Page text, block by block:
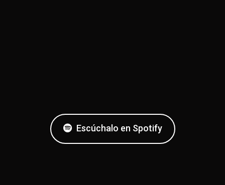
Escúchalo en Spotify